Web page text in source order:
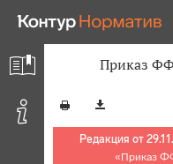
Приказ
Редакция от
«Приказ